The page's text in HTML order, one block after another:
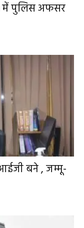
में पुलिस अफसर
बने , जम्मू-